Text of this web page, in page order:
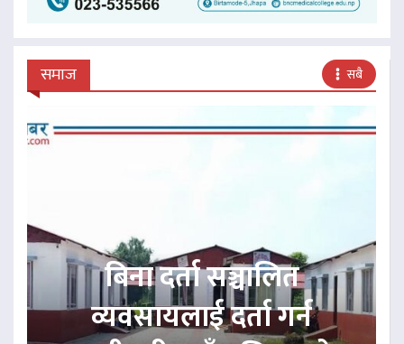
समाज सबै
बिना दर्ता सञ्चालित
व्यवसायलाई दर्ता गर्न